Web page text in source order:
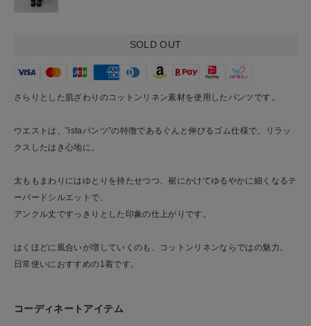
SOLD OUT
さらりとした肌ざわりのコットンリネン素材を使用したパンツです。
ウエストは、”istaパンツ”の特徴であるぐんと伸びるゴム仕様で、リラッ
クスしたはき心地に。
太ももまわりにはゆとりを持たせつつ、裾にかけてゆるやかに細くなるテ
ーパードシルエットで、
アンクル丈ですっきりとした印象の仕上がりです。
はくほどに風合いが増していくのも、コットンリネンならではの魅力。
日常使いにおすすめの1着です。
コーディネートアイテム